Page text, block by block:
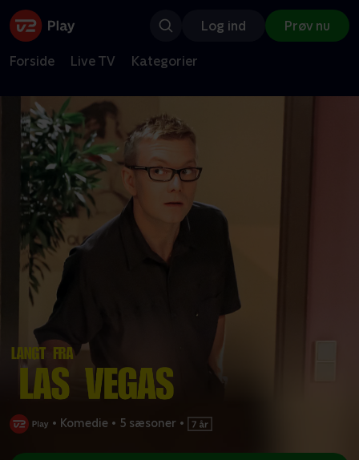
Log ind Prøv nu
Forside Live TV Kategorier
• Komedie • 5 sæsoner •